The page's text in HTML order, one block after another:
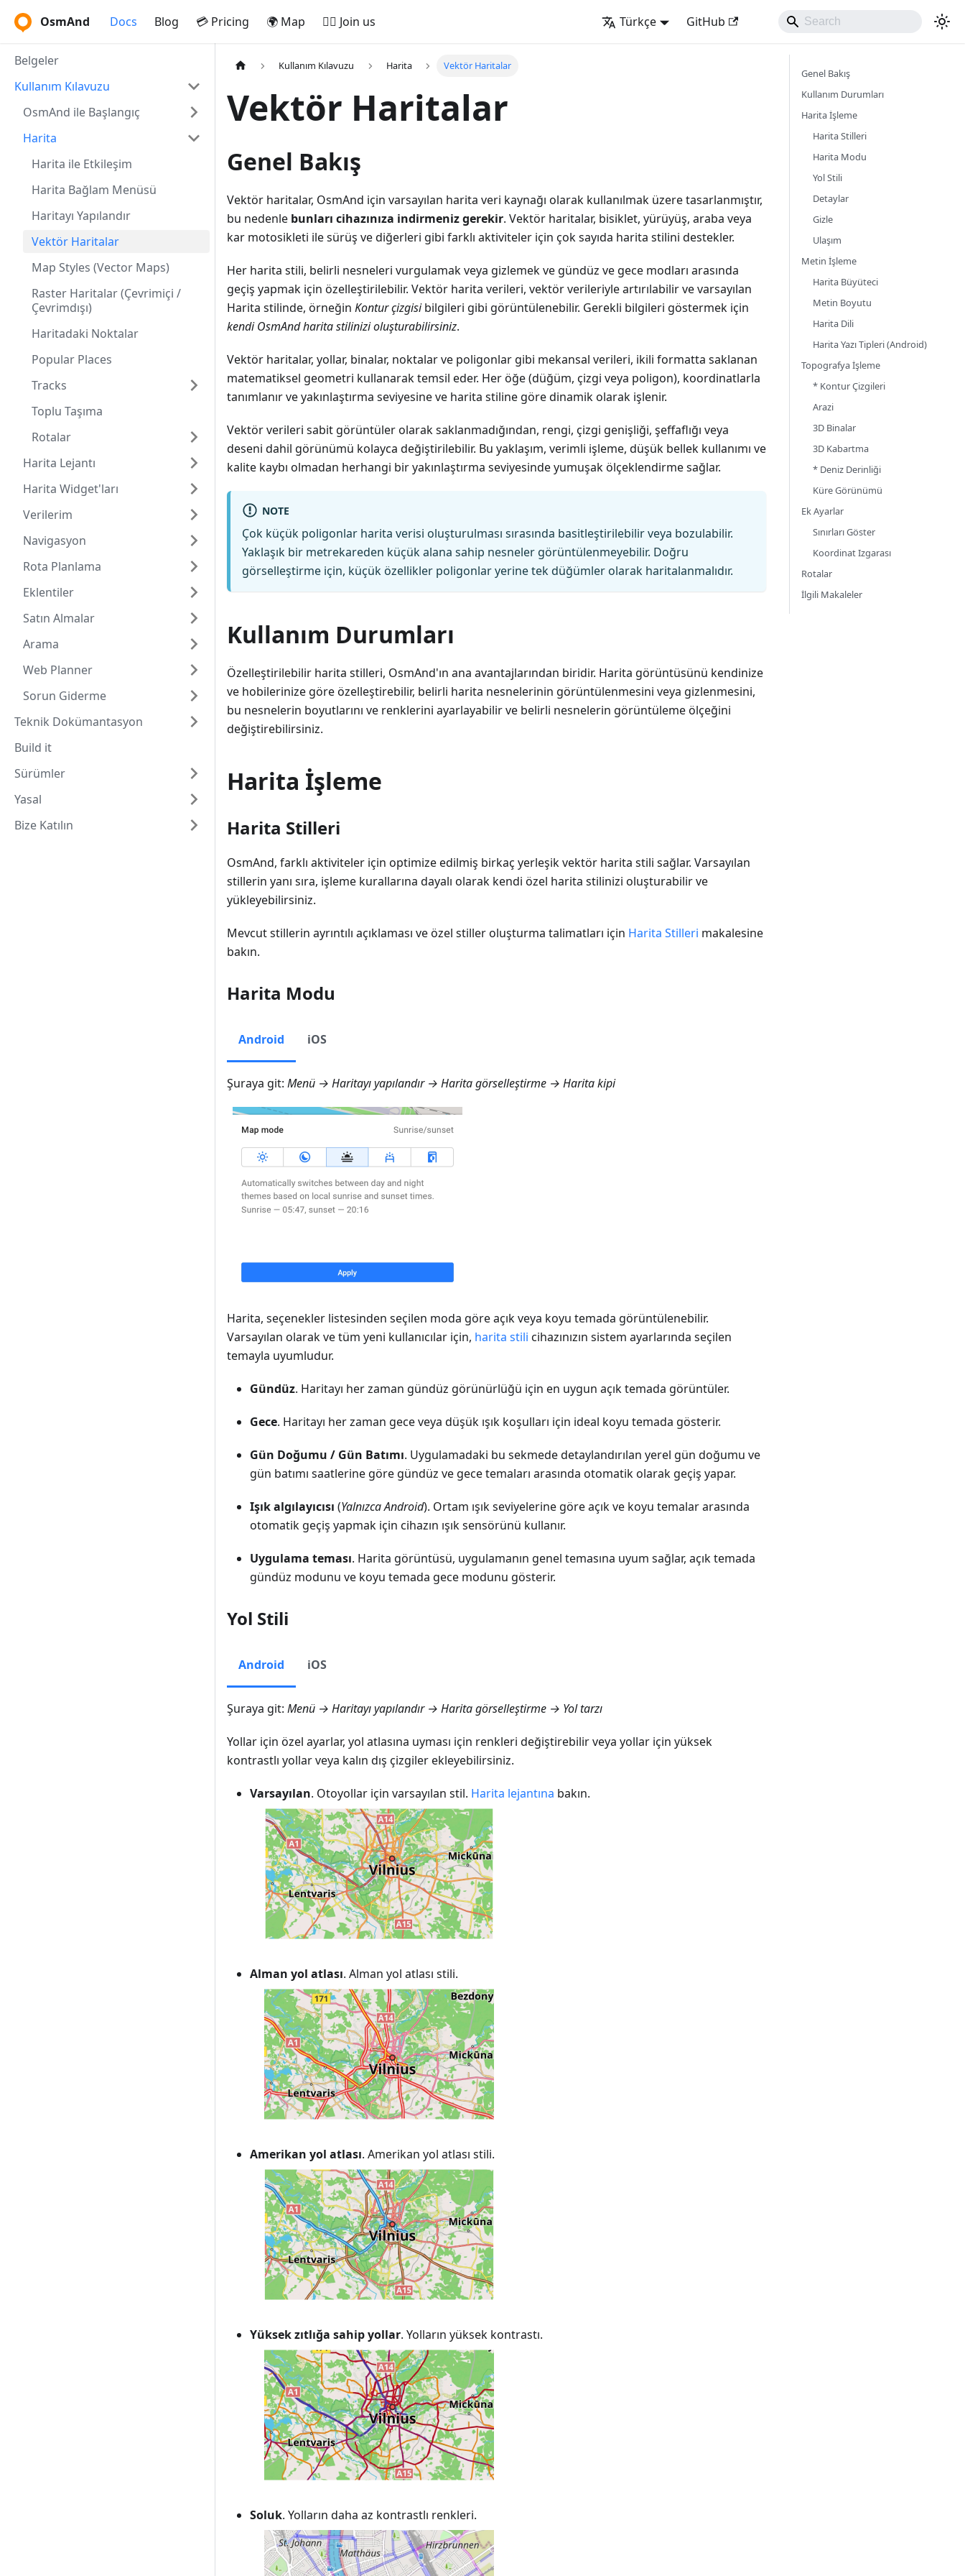
OsmAnd Docs Blog 💳 Pricing 🌍 Map 🚵‍♂️ Join us Türkçe GitHub
Belgeler
Kullanım Kılavuzu
OsmAnd ile Başlangıç
Harita
Harita ile Etkileşim
Harita Bağlam Menüsü
Haritayı Yapılandır
Vektör Haritalar
Map Styles (Vector Maps)
Raster Haritalar (Çevrimiçi /
Çevrimdışı)
Haritadaki Noktalar
Popular Places
Tracks
Toplu Taşıma
Rotalar
Harita Lejantı
Harita Widget'ları
Verilerim
Navigasyon
Rota Planlama
Eklentiler
Satın Almalar
Arama
Web Planner
Sorun Giderme
Teknik Dokümantasyon
Build it
Sürümler
Yasal
Bize Katılın
Kullanım Kılavuzu Harita Vektör Haritalar
Vektör Haritalar
Genel Bakış
Vektör haritalar, OsmAnd için varsayılan harita veri kaynağı olarak kullanılmak üzere tasarlanmıştır,
bu nedenle bunları cihazınıza indirmeniz gerekir. Vektör haritalar, bisiklet, yürüyüş, araba veya
kar motosikleti ile sürüş ve diğerleri gibi farklı aktiviteler için çok sayıda harita stilini destekler.
Her harita stili, belirli nesneleri vurgulamak veya gizlemek ve gündüz ve gece modları arasında
geçiş yapmak için özelleştirilebilir. Vektör harita verileri, vektör verileriyle artırılabilir ve varsayılan
Harita stilinde, örneğin Kontur çizgisibilgileri gibi görüntülenebilir. Gerekli bilgileri göstermek için
kendi OsmAnd harita stilinizi oluşturabilirsiniz.
Vektör haritalar, yollar, binalar, noktalar ve poligonlar gibi mekansal verileri, ikili formatta saklanan
matematiksel geometri kullanarak temsil eder. Her öğe (düğüm, çizgi veya poligon), koordinatlarla
tanımlanır ve yakınlaştırma seviyesine ve harita stiline göre dinamik olarak işlenir.
Vektör verileri sabit görüntüler olarak saklanmadığından, rengi, çizgi genişliği, şeffaflığı veya
deseni dahil görünümü kolayca değiştirilebilir. Bu yaklaşım, verimli işleme, düşük bellek kullanımı ve
kalite kaybı olmadan herhangi bir yakınlaştırma seviyesinde yumuşak ölçeklendirme sağlar.
NOTE
Çok küçük poligonlar harita verisi oluşturulması sırasında basitleştirilebilir veya bozulabilir.
Yaklaşık bir metrekareden küçük alana sahip nesneler görüntülenmeyebilir. Doğru
görselleştirme için, küçük özellikler poligonlar yerine tek düğümler olarak haritalanmalıdır.
Kullanım Durumları
Özelleştirilebilir harita stilleri, OsmAnd'ın ana avantajlarından biridir. Harita görüntüsünü kendinize
ve hobilerinize göre özelleştirebilir, belirli harita nesnelerinin görüntülenmesini veya gizlenmesini,
bu nesnelerin boyutlarını ve renklerini ayarlayabilir ve belirli nesnelerin görüntüleme ölçeğini
değiştirebilirsiniz.
Harita İşleme
Harita Stilleri
OsmAnd, farklı aktiviteler için optimize edilmiş birkaç yerleşik vektör harita stili sağlar. Varsayılan
stillerin yanı sıra, işleme kurallarına dayalı olarak kendi özel harita stilinizi oluşturabilir ve
yükleyebilirsiniz.
Mevcut stillerin ayrıntılı açıklaması ve özel stiller oluşturma talimatları için Harita Stilleri makalesine
bakın.
Harita Modu
Android iOS
Şuraya git: Menü → Haritayı yapılandır → Harita görselleştirme → Harita kipi
Harita, seçenekler listesinden seçilen moda göre açık veya koyu temada görüntülenebilir.
Varsayılan olarak ve tüm yeni kullanıcılar için, harita stili cihazınızın sistem ayarlarında seçilen
temayla uyumludur.
Gündüz. Haritayı her zaman gündüz görünürlüğü için en uygun açık temada görüntüler.
Gece. Haritayı her zaman gece veya düşük ışık koşulları için ideal koyu temada gösterir.
Gün Doğumu / Gün Batımı. Uygulamadaki bu sekmede detaylandırılan yerel gün doğumu ve
gün batımı saatlerine göre gündüz ve gece temaları arasında otomatik olarak geçiş yapar.
Işık algılayıcısı (Yalnızca Android). Ortam ışık seviyelerine göre açık ve koyu temalar arasında
otomatik geçiş yapmak için cihazın ışık sensörünü kullanır.
Uygulama teması. Harita görüntüsü, uygulamanın genel temasına uyum sağlar, açık temada
gündüz modunu ve koyu temada gece modunu gösterir.
Yol Stili
Android iOS
Şuraya git: Menü → Haritayı yapılandır → Harita görselleştirme → Yol tarzı
Yollar için özel ayarlar, yol atlasına uyması için renkleri değiştirebilir veya yollar için yüksek
kontrastlı yollar veya kalın dış çizgiler ekleyebilirsiniz.
Varsayılan. Otoyollar için varsayılan stil. Harita lejantına bakın.
Alman yol atlası. Alman yol atlası stili.
Amerikan yol atlası. Amerikan yol atlası stili.
Yüksek zıtlığa sahip yollar. Yolların yüksek kontrastı.
Soluk. Yolların daha az kontrastlı renkleri.
Genel Bakış
Kullanım Durumları
Harita İşleme
Harita Stilleri
Harita Modu
Yol Stili
Detaylar
Gizle
Ulaşım
Metin İşleme
Harita Büyüteci
Metin Boyutu
Harita Dili
Harita Yazı Tipleri (Android)
Topografya İşleme
* Kontur Çizgileri
Arazi
3D Binalar
3D Kabartma
* Deniz Derinliği
Küre Görünümü
Ek Ayarlar
Sınırları Göster
Koordinat Izgarası
Rotalar
İlgili Makaleler